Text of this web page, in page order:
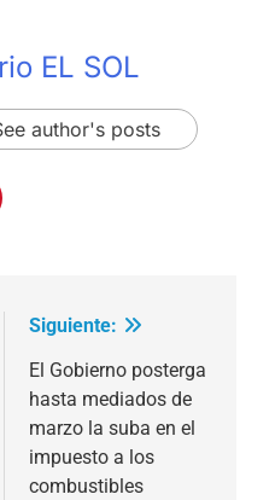
EL SOL
author's posts
Siguiente:
El Gobierno posterga
hasta mediados de
marzo la suba en el
impuesto a los
combustibles